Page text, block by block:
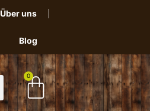
Über uns
Blog
0